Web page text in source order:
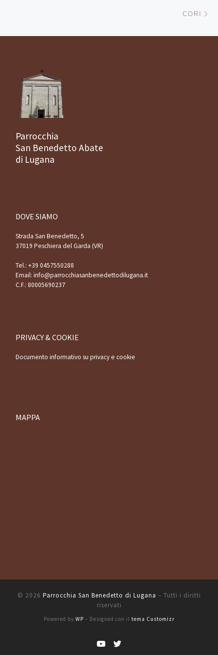
CORI
Parrocchia
San Benedetto Abate
di Lugana
DOVE SIAMO
Strada San Benedetto, 5
37019 Peschiera del Garda (VR)
Tel.: +39 0457550288
Email: info@parrocchiasanbenedettodilugana.it
C.F.: 80005690237
PRIVACY & COOKIE
Documento informativo su privacy e cookie
MAPPA
© 2026 Parrocchia San Benedetto di Lugana – Tutti i diritti
riservati
Powered by WP – Designed con il tema Customizr